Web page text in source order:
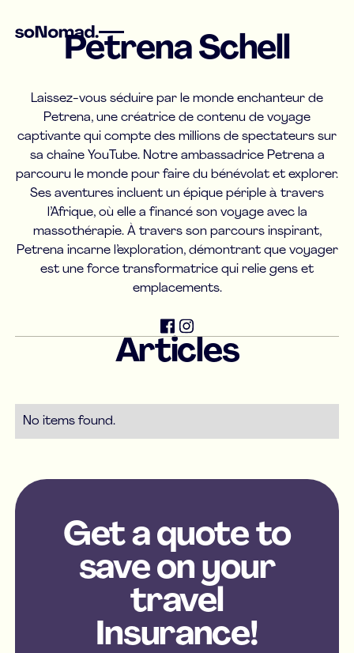
Petrena Schell
Laissez-vous séduire par le monde enchanteur de
Petrena, une créatrice de contenu de voyage
captivante qui compte des millions de spectateurs sur
sa chaîne YouTube. Notre ambassadrice Petrena a
parcouru le monde pour faire du bénévolat et explorer.
Ses aventures incluent un épique périple à travers
l’Afrique, où elle a financé son voyage avec la
massothérapie. À travers son parcours inspirant,
Petrena incarne l’exploration, démontrant que voyager
est une force transformatrice qui relie gens et
emplacements.
Articles
No items found.
Get a quote to
save on your
travel
Insurance!